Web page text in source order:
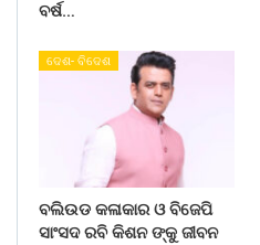
ବର୍ଷ…
ଦେଶ- ବିଦେଶ
ବଲିଉଡ କଳାକାର ଓ ବିଜେପି
ସାଂସଦ ରବି କିଶନ ଙ୍କୁ ଜୀବନ